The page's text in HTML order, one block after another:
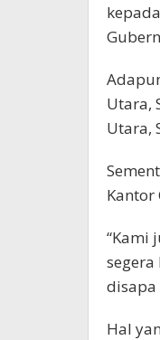
Utara,
Utara,
Kantor
“Kami
disapa
Hal